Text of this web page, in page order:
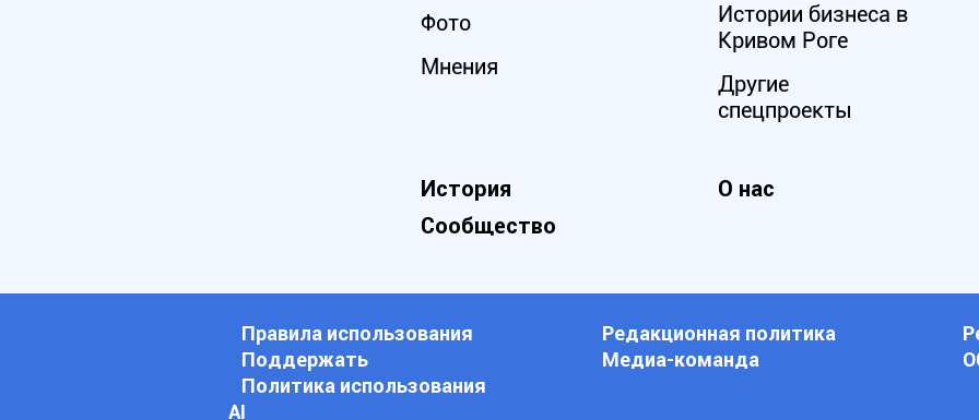
Фото
Мнения
Истории бизнеса в
Кривом Роге
Другие
спецпроекты
История О нас
Сообщество
Правила использования Редакционная политика
Поддержать
Медиа-команда
Политика использования
АI